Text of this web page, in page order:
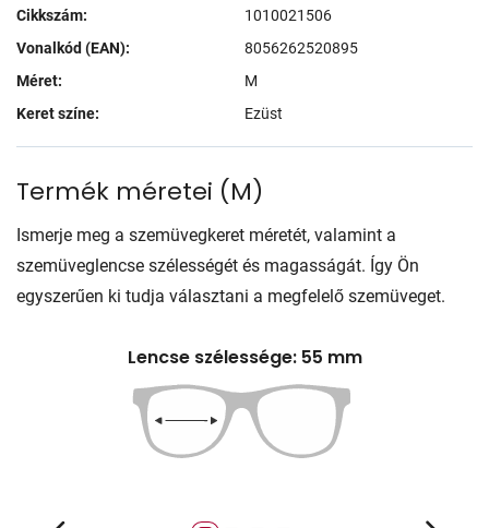
Cikkszám:
1010021506
Vonalkód (EAN):
8056262520895
Méret:
M
Keret színe:
Ezüst
Termék méretei (M)
Ismerje meg a szemüvegkeret méretét, valamint a
szemüveglencse szélességét és magasságát. Így Ön
egyszerűen ki tudja választani a megfelelő szemüveget.
Lencse szélessége: 55 mm